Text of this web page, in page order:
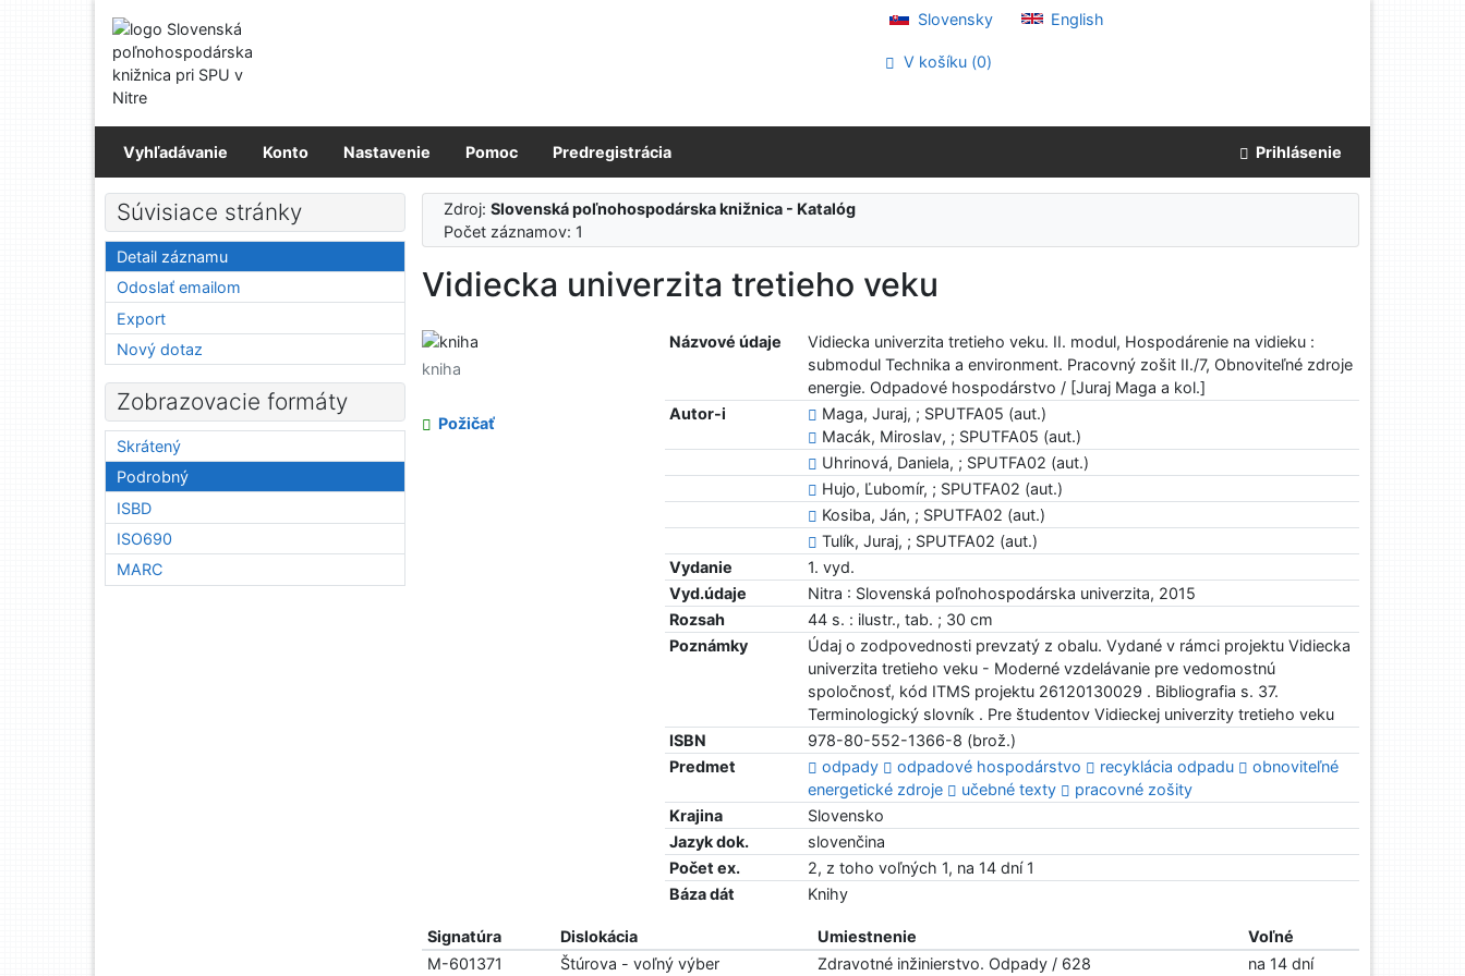
Prejsť na menu
Prehlásenie o webovej prístupnosti
Slovensky English
V košíku (0)
Vyhľadávanie Konto Nastavenie Pomoc Predregistrácia Prihlásenie
Zdroj:Slovenská poľnohospodárska knižnica - Katalóg
Počet záznamov: 1
Vidiecka univerzita tretieho veku
Názvové údaje
Vidiecka univerzita tretieho veku. II. modul, Hospodárenie na vidieku :
submodul Technika a environment. Pracovný zošit II./7, Obnoviteľné zdroje
energie. Odpadové hospodárstvo / [Juraj Maga a kol.]
Autor-i
Maga, Juraj, ; SPUTFA05 (aut.)
Macák, Miroslav, ; SPUTFA05 (aut.)
Uhrinová, Daniela, ; SPUTFA02 (aut.)
Hujo, Ľubomír, ; SPUTFA02 (aut.)
Kosiba, Ján, ; SPUTFA02 (aut.)
Tulík, Juraj, ; SPUTFA02 (aut.)
Vydanie
1. vyd.
Vyd.údaje
Nitra : Slovenská poľnohospodárska univerzita, 2015
Rozsah
44 s. : ilustr., tab. ; 30 cm
Poznámky
Údaj o zodpovednosti prevzatý z obalu. Vydané v rámci projektu Vidiecka
univerzita tretieho veku - Moderné vzdelávanie pre vedomostnú
spoločnosť, kód ITMS projektu 26120130029 . Bibliografia s. 37.
Terminologický slovník . Pre študentov Vidieckej univerzity tretieho veku
ISBN
978-80-552-1366-8 (brož.)
Predmet
odpady odpadové hospodárstvo recyklácia odpadu
obnoviteľné
energetické zdroje
učebné texty
pracovné zošity
Krajina
Slovensko
Jazyk dok.
slovenčina
Počet ex.
2, z toho voľných 1, na 14 dní 1
Báza dát
Knihy
kniha
Požičať
Signatúra Dislokácia Umiestnenie
Voľné
M-601371
Štúrova - voľný výber Zdravotné inžinierstvo. Odpady / 628 na 14 dní
Súvisiace stránky
Detail záznamu
Odoslať emailom
Export
Nový dotaz
Zobrazovacie formáty
Skrátený
Podrobný
ISBD
ISO690
MARC